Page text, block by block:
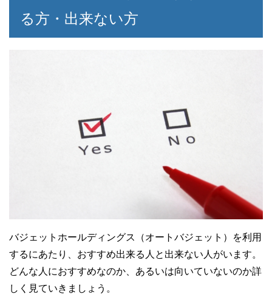
る方・出来ない方
バジェットホールディングス（オートバジェット）を利用
するにあたり、おすすめ出来る人と出来ない人がいます。
どんな人におすすめなのか、あるいは向いていないのか詳
しく見ていきましょう。